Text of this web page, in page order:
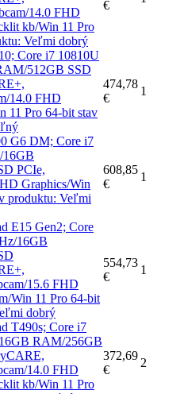
14.0 FHD
kb/Win 11 Pro
Veľmi dobrý
€
Core i7 10810U
512GB SSD
14.0 FHD
11 Pro 64-bit stav
474,78
€
1
G6 DM; Core i7
16GB
PCIe,
Graphics/Win
produktu: Veľmi
608,85
€
1
E15 Gen2; Core
16GB
15.6 FHD
Win 11 Pro 64-bit
dobrý
554,73
€
1
T490s; Core i7
RAM/256GB
14.0 FHD
kb/Win 11 Pro
372,69
€
2